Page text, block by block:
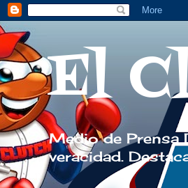
El
Medio de Prensa
veracidad.